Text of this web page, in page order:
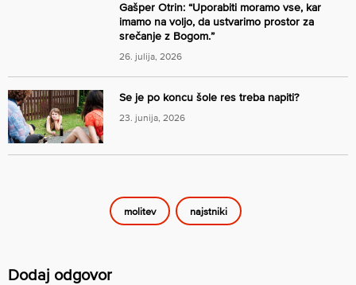
Gašper Otrin: “Uporabiti moramo vse, kar
imamo na voljo, da ustvarimo prostor za
srečanje z Bogom.”
26. julija, 2026
Se je po koncu šole res treba napiti?
23. junija, 2026
molitev najstniki
Dodaj odgovor